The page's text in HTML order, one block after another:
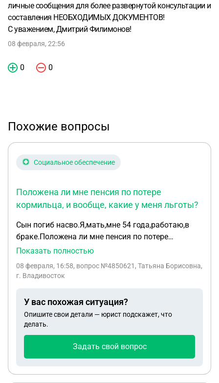
личные сообщения для более развернутой консультации и
составления НЕОБХОДИМЫХ ДОКУМЕНТОВ!
С уважением, Дмитрий Филимонов!
08 февраля, 22:56
0 0
Похожие вопросы
Социальное обеспечение
Положена ли мне пенсия по потере
кормильца, и вообще, какие у меня льготы?
Сын погиб насво.Я,мать,мне 54 года,работаю,в
браке.Положена ли мне пенсия по потере
кормильца,и вообще,какие у меня льготы?
информировал.Сын 3 года служил,есть жена,дочь
Показать полностью
08 февраля, 16:58, вопрос №4850621, Татьяна Борисовна,
г. Владивосток
У вас похожая ситуация?
Опишите свои детали — юрист подскажет, что
делать.
Задать свой вопрос